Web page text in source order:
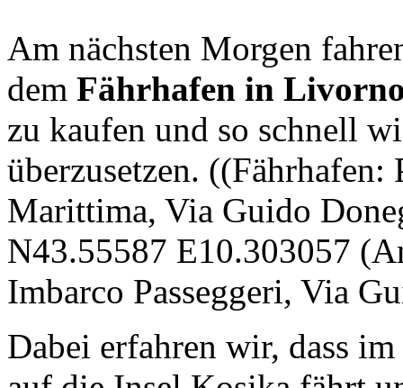
Am nächsten Morgen
dem Fährhafen in
zu kaufen und so schnell
überzusetzen.
Marittima, Via Guido
N43.55587 E10.303057
Imbarco Passeggeri, Via
Dabei erfahren wir, dass